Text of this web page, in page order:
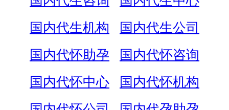
国内代生机构
国内代生公司
国内代怀助孕
国内代怀咨询
国内代怀中心
国内代怀机构